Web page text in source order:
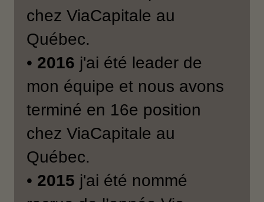
chez ViaCapitale au
Québec.
• 2016 j'ai été leader de
mon équipe et nous avons
terminé en 16e position
chez ViaCapitale au
Québec.
• 2015 j'ai été nommé